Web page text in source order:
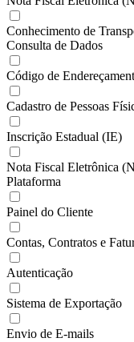
Conhecimento de
Consulta de Dados
Código de
Cadastro de Pessoas
Inscrição Estadual (IE)
Nota Fiscal Eletrônica
Plataforma
Painel do Cliente
Contas, Contratos e
Autenticação
Sistema de Exportação
Envio de E-mails